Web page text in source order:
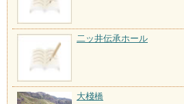
二ッ井伝承ホール
大棧橋